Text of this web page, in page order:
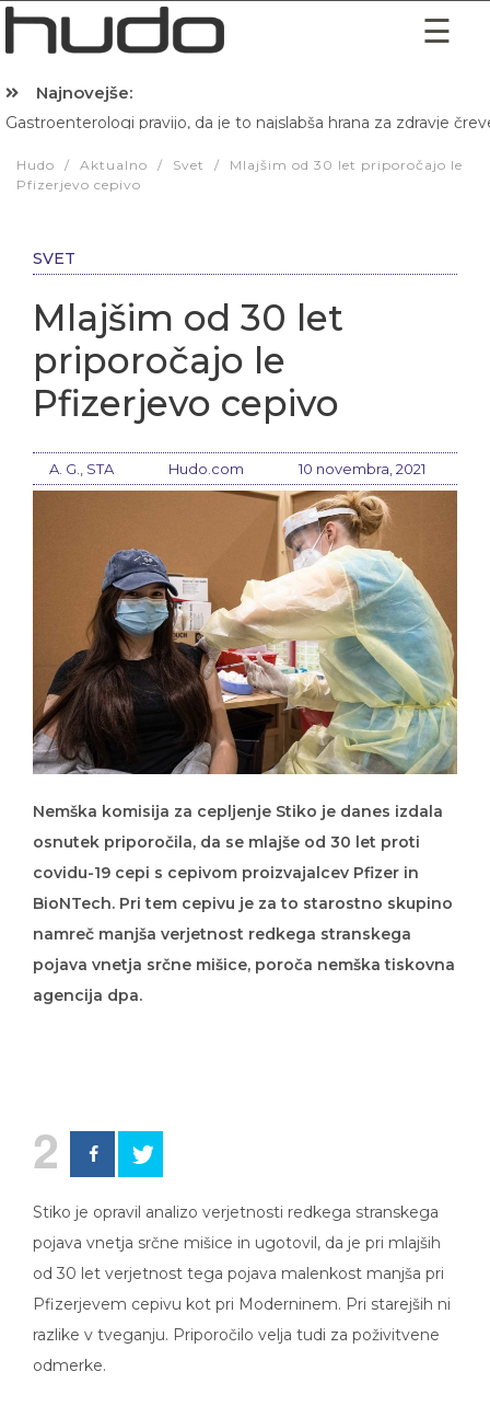
Najnovejše:
Gastroenterologi pravijo, da je to najslabša hrana za zdravje
Hudo / Aktualno / Svet /
Mlajšim od 30 let priporočajo le
Pfizerjevo cepivo
SVET
Mlajšim od 30 let
priporočajo le
Pfizerjevo cepivo
A. G., STA Hudo.com 10 novembra, 2021
Nemška komisija za cepljenje Stiko je danes izdala
osnutek priporočila, da se mlajše od 30 let proti
covidu-19 cepi s cepivom proizvajalcev Pfizer in
BioNTech. Pri tem cepivu je za to starostno skupino
namreč manjša verjetnost redkega stranskega
pojava vnetja srčne mišice, poroča nemška tiskovna
agencija dpa.
2
Stiko je opravil analizo verjetnosti redkega stranskega
pojava vnetja srčne mišice in ugotovil, da je pri mlajših
od 30 let verjetnost tega pojava malenkost manjša pri
Pfizerjevem cepivu kot pri Moderninem. Pri starejših ni
razlike v tveganju. Priporočilo velja tudi za poživitvene
odmerke.